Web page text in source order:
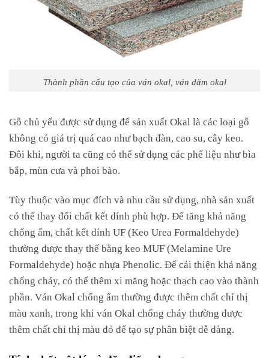
Thành phần cấu tạo của ván okal, ván dăm okal
Gỗ chủ yếu được sử dụng để sản xuất Okal là các loại gỗ
không có giá trị quá cao như bạch đàn, cao su, cây keo.
Đôi khi, người ta cũng có thể sử dụng các phế liệu như bìa
bắp, mùn cưa và phoi bào.
Tùy thuộc vào mục đích và nhu cầu sử dụng, nhà sản xuất
có thể thay đổi chất kết dính phù hợp. Để tăng khả năng
chống ẩm, chất kết dính UF (Keo Urea Formaldehyde)
thường được thay thế bằng keo MUF (Melamine Ure
Formaldehyde) hoặc nhựa Phenolic. Để cải thiện khả năng
chống cháy, có thể thêm xi măng hoặc thạch cao vào thành
phần. Ván Okal chống ẩm thường được thêm chất chỉ thị
màu xanh, trong khi ván Okal chống cháy thường được
thêm chất chỉ thị màu đỏ để tạo sự phân biệt dễ dàng.